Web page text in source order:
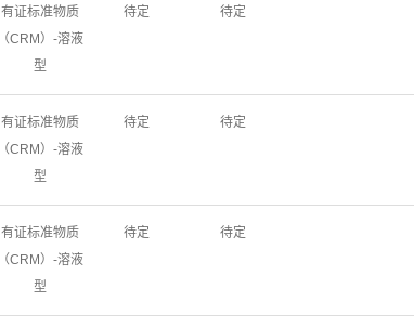
有证标准物质
（CRM）-溶液
型
待定 待定
有证标准物质
（CRM）-溶液
型
待定 待定
有证标准物质
（CRM）-溶液
型
待定 待定